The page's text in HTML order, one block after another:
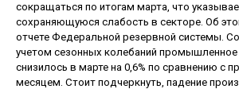
сокращаться по итогам марта, что
сохраняющуюся слабость в секторе. Об
отчете Федеральной резервной системы.
учетом сезонных колебаний
снизилось в марте на 0,6% по сравнению с
месяцем. Стоит подчеркнуть, падение